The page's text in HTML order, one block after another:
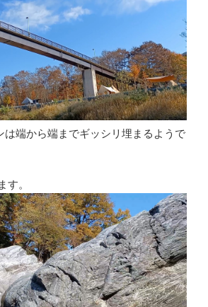
は端から端までギッシリ埋まるようで
す。